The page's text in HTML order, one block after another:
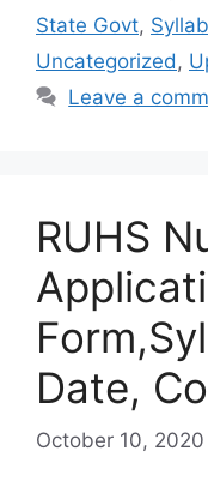
State Govt,
Uncategorized ,
Leave a
RUHS
Date,
October 10, 2020